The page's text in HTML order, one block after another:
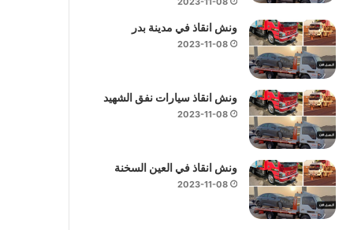
ونش انقاذ في مدينة بدر
2023-11-08
ونش انقاذ سيارات نفق الشهيد
2023-11-08
ونش انقاذ في العين السخنة
2023-11-08